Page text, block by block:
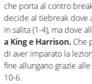
che porta al contro
decide al tiebreak dove
in salita (1-4), ma dove
a King e Harrison. Che
di aver imparato la
fine allungano grazie
10-6.